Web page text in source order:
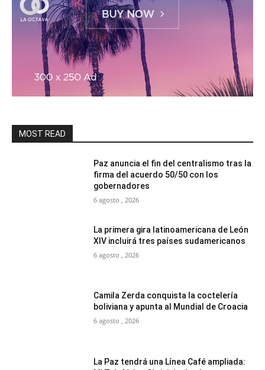
MOST READ
Paz anuncia el fin del centralismo tras la
firma del acuerdo 50/50 con los
gobernadores
6 agosto , 2026
La primera gira latinoamericana de León
XIV incluirá tres países sudamericanos
6 agosto , 2026
Camila Zerda conquista la coctelería
boliviana y apunta al Mundial de Croacia
6 agosto , 2026
La Paz tendrá una Línea Café ampliada: